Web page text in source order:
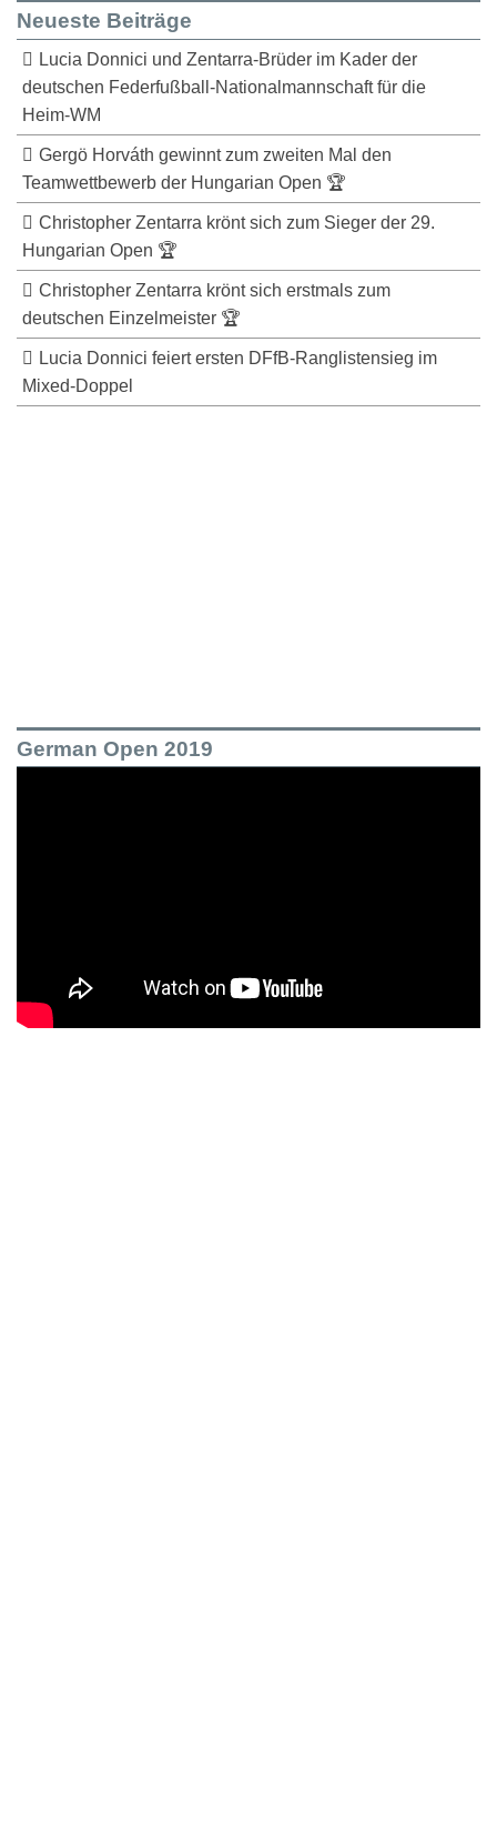
Neueste Beiträge
Lucia Donnici und Zentarra-Brüder im Kader der
deutschen Federfußball-Nationalmannschaft für die
Heim-WM
Gergö Horváth gewinnt zum zweiten Mal den
Teamwettbewerb der Hungarian Open 🏆
Christopher Zentarra krönt sich zum Sieger der 29.
Hungarian Open 🏆
Christopher Zentarra krönt sich erstmals zum
deutschen Einzelmeister 🏆
Lucia Donnici feiert ersten DFfB-Ranglistensieg im
Mixed-Doppel
German Open 2019